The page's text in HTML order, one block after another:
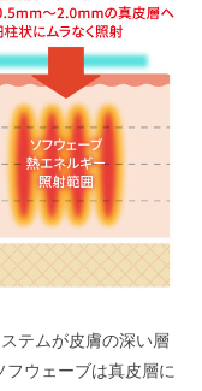
テムが皮膚の深い層
フウェーブは真皮層に